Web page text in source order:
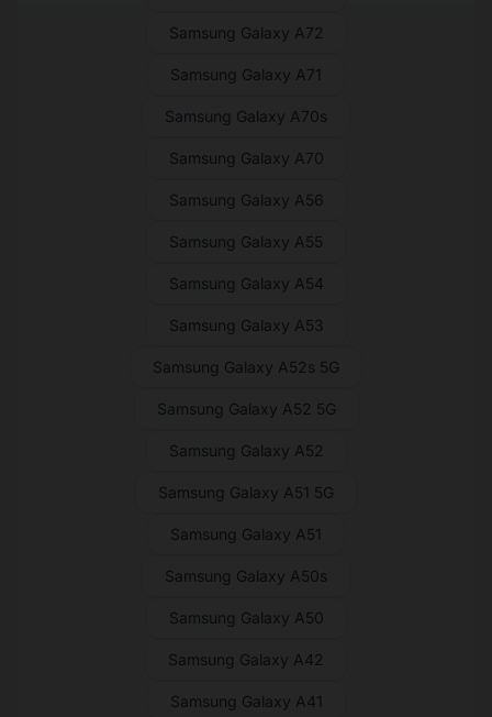
Samsung Galaxy A72
Samsung Galaxy A71
Samsung Galaxy A70s
Samsung Galaxy A70
Samsung Galaxy A56
Samsung Galaxy A55
Samsung Galaxy A54
Samsung Galaxy A53
Samsung Galaxy A52s 5G
Samsung Galaxy A52 5G
Samsung Galaxy A52
Samsung Galaxy A51 5G
Samsung Galaxy A51
Samsung Galaxy A50s
Samsung Galaxy A50
Samsung Galaxy A42
Samsung Galaxy A41